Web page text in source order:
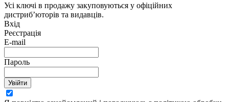
Усі ключі в продажу закуповуються у офіційних
дистриб’юторів та видавців.
Вхід
Реєстрація
E-mail
Пароль
Увійти